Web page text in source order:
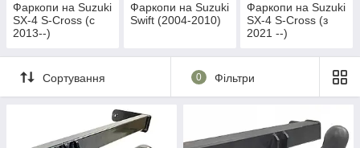
Фаркопи на Suzuki
SX-4 S-Cross (c
2013--)
Фаркопи на Suzuki
Swift (2004-2010)
Фаркопи на Suzuki
SX-4 S-Cross (з
2021 --)
Сортування 0 Фільтри